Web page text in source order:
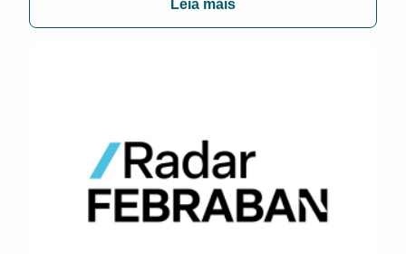
Leia mais